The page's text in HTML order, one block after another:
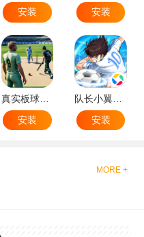
安装
安装
真实板球：棒球游戏
安装
安装
MORE +